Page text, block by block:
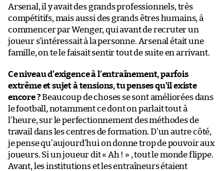
Arsenal, il y avait des grands professionnels, très
compétitifs, mais aussi des grands êtres humains, à
commencer par Wenger, qui avant de recruter un
joueur s’intéressait à la personne. Arsenal était une
famille, on te le faisait sentir tout de suite en arrivant.
Ce niveau d’exigence à l’entraînement, parfois
extrême et sujet à tensions, tu penses qu’il existe
encore ?Beaucoup de choses se sont améliorées dans
le football, notamment ce dont on parlait tout à
l’heure, sur le perfectionnement des méthodes de
travail dans les centres de formation. D’un autre côté,
je pense qu’aujourd’hui on donne trop de pouvoir aux
joueurs. Si un joueur dit « Ah ! » , tout le monde flippe.
Avant, les institutions et les entraîneurs étaient